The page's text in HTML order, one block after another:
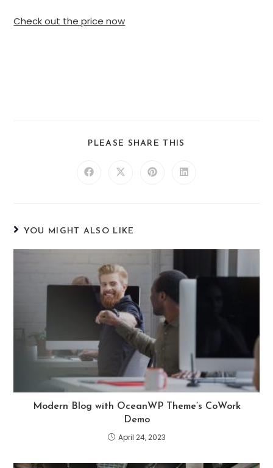
Check out the price now
PLEASE SHARE THIS
YOU MIGHT ALSO LIKE
Modern Blog with OceanWP Theme’s CoWork
Demo
April 24, 2023